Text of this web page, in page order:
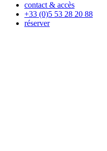
contact & accès
+33 (0)5 53 28 20 88
réserver